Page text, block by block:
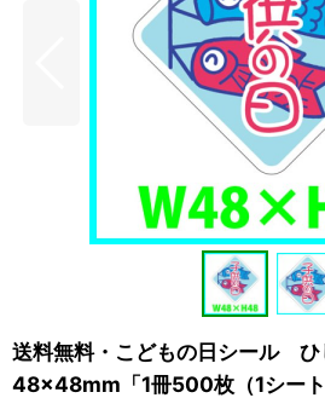
送料無料・こどもの日シール
48×48mm「1冊500枚（1シート